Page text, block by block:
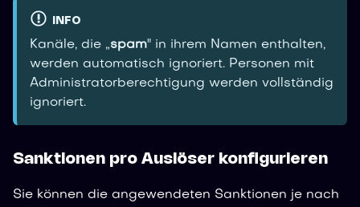
INFO
Kanäle, die „spam" in ihrem Namen enthalten,
werden automatisch ignoriert. Personen mit
Administratorberechtigung werden vollständig
ignoriert.
Sanktionen pro Auslöser konfigurieren
Sie können die angewendeten Sanktionen je nach